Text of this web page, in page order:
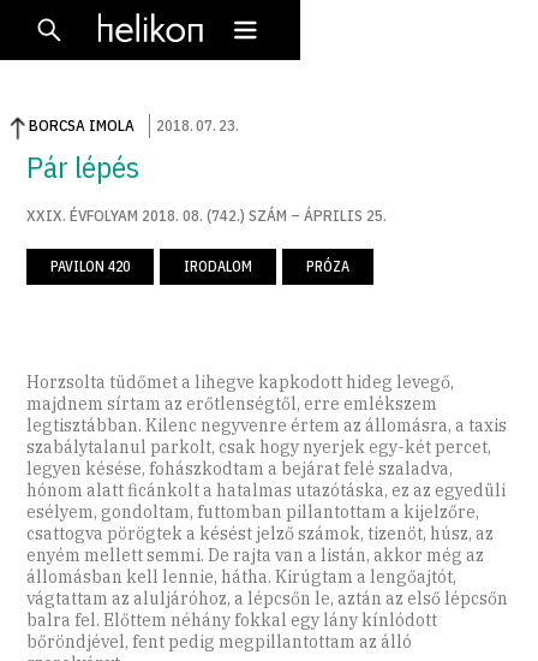
BORCSA IMOLA 2018.07. 23.
Pár lépés
XXIX. ÉVFOLYAM 2018. 08. (742.) SZÁM – ÁPRILIS 25.
PAVILON 420 IRODALOM PRÓZA
Horzsolta tüdőmet a lihegve kapkodott hideg levegő,
majdnem sírtam az erőtlenségtől, erre emlékszem
legtisztábban. Kilenc negyvenre értem az állomásra, a taxis
szabálytalanul parkolt, csak hogy nyerjek egy-két percet,
legyen késése, fohászkodtam a bejárat felé szaladva,
hónom alatt ficánkolt a hatalmas utazótáska, ez az egyedüli
esélyem, gondoltam, futtomban pillantottam a kijelzőre,
csattogva pörögtek a késést jelző számok, tizenöt, húsz, az
enyém mellett semmi. De rajta van a listán, akkor még az
állomásban kell lennie, hátha. Kirúgtam a lengőajtót,
vágtattam az aluljáróhoz, a lépcsőn le, aztán az első lépcsőn
balra fel. Előttem néhány fokkal egy lány kínlódott
bőröndjével, fent pedig megpillantottam az álló